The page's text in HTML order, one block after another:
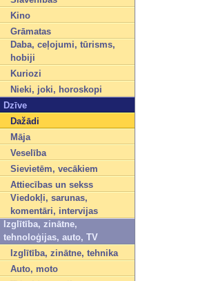
Kino
Grāmatas
Daba, ceļojumi, tūrisms,
hobiji
Kuriozi
Nieki, joki, horoskopi
Dzīve
Dažādi
Māja
Veselība
Sievietēm, vecākiem
Attiecības un sekss
Viedokļi, sarunas,
komentāri, intervijas
Izglītība, zinātne,
tehnoloģijas, auto, TV
Izglītība, zinātne, tehnika
Auto, moto